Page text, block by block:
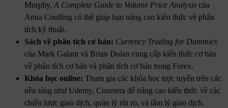
Murphy, A Complete Guide to Volume Price Analysis của
Anna Coulling có thể giúp bạn nâng cao kiến thức về phân
tích kỹ thuật.
Sách về phân tích cơ bản: Currency Trading for Dummies
của Mark Galant và Brian Dolan cung cấp kiến thức cơ bản
về phân tích cơ bản và phân tích cơ bản trong Forex.
Khóa học online: Tham gia các khóa học trực tuyến trên các
nền tảng như Udemy, Coursera để nâng cao kiến thức về các
chiến lược giao dịch, quản lý rủi ro, và tâm lý giao dịch.